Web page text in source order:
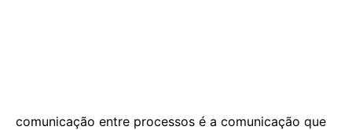
comunicação entre processos é a comunicação que